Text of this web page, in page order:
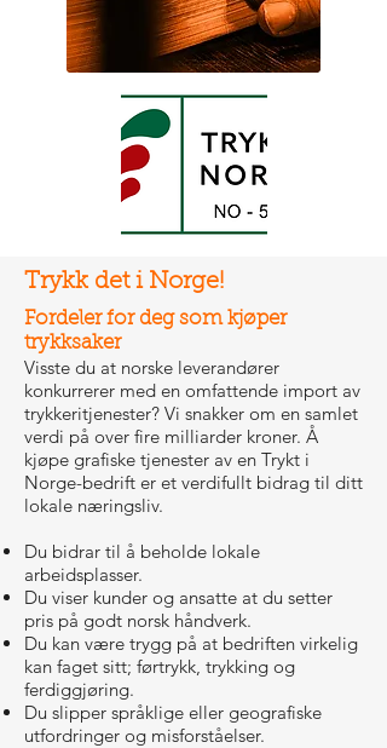
Trykk det i Norge!
Fordeler for deg som kjøper
trykksaker
Visste du at norske leverandører
konkurrerer med en omfattende import av
trykkeritjenester? Vi snakker om en samlet
verdi på over fire milliarder kroner. Å
kjøpe grafiske tjenester av en Trykt i
Norge-bedrift er et verdifullt bidrag til ditt
lokale næringsliv.
Du bidrar til å beholde lokale
arbeidsplasser.
Du viser kunder og ansatte at du setter
pris på godt norsk håndverk.
Du kan være trygg på at bedriften virkelig
kan faget sitt; førtrykk, trykking og
ferdiggjøring.
Du slipper språklige eller geografiske
utfordringer og misforståelser.